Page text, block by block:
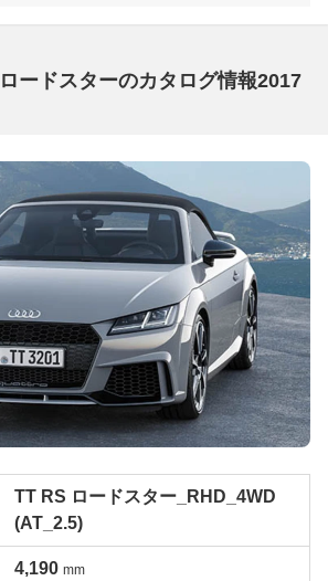
ードスターのカタログ情報2017
TT RS ロードスター_RHD_4WD
(AT_2.5)
4,190 mm